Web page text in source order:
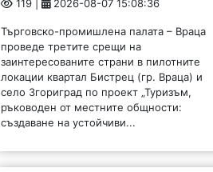
Търговско-промишлена палата – Враца
проведе третите срещи на
заинтересованите страни в пилотните
локации квартал Бистрец (гр. Враца) и
село Згориград по проект „Туризъм,
ръководен от местните общности:
създаване на устойчиви...